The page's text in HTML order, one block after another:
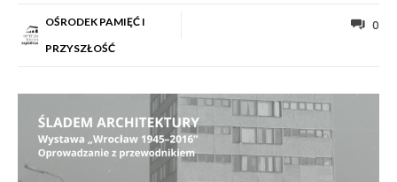
OŚRODEK PAMIĘĆ I
PRZYSZŁOŚĆ
0